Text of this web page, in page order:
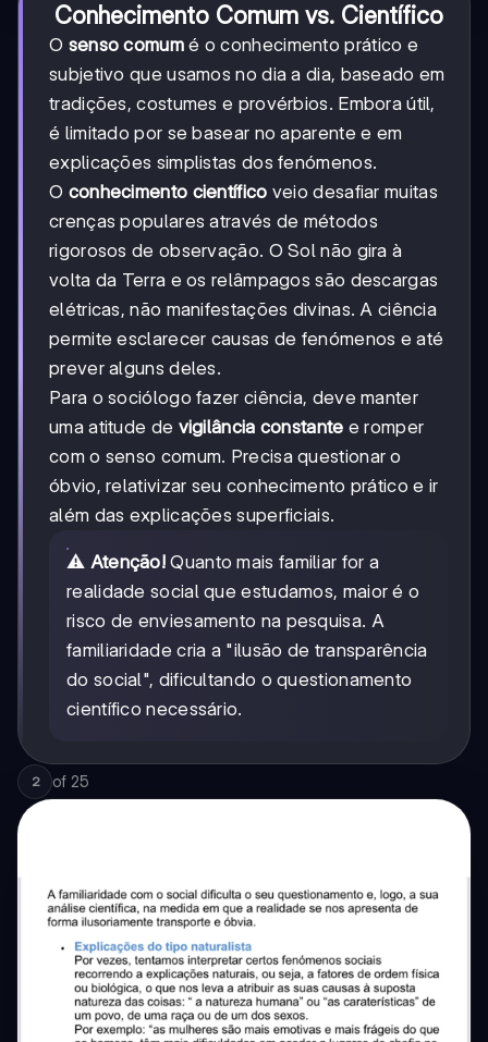
Conhecimento Comum vs. Científico
O senso comumé o conhecimento prático e
subjetivo que usamos no dia a dia, baseado em
tradições, costumes e provérbios. Embora útil,
é limitado por se basear no aparente e em
explicações simplistas dos fenómenos.
O conhecimento científico veio desafiar muitas
crenças populares através de métodos
rigorosos de observação. O Sol não gira à
volta da Terra e os relâmpagos são descargas
elétricas, não manifestações divinas. A ciência
permite esclarecer causas de fenómenos e até
prever alguns deles.
Para o sociólogo fazer ciência, deve manter
uma atitude de vigilância constante e romper
com o senso comum. Precisa questionar o
óbvio, relativizar seu conhecimento prático e ir
além das explicações superficiais.
⚠️ Atenção! Quanto mais familiar for a
realidade social que estudamos, maior é o
risco de enviesamento na pesquisa. A
familiaridade cria a "ilusão de transparência
do social", dificultando o questionamento
científico necessário.
2 of 25